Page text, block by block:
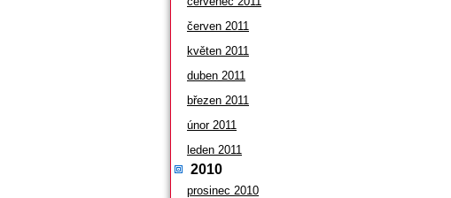
červen 2011
květen 2011
duben 2011
březen 2011
únor 2011
leden 2011
2010
prosinec 2010